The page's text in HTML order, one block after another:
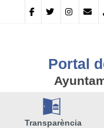
Portal
A
Transparència